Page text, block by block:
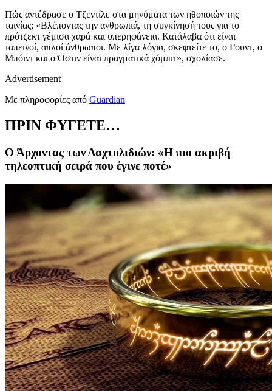
Πώς αντέδρασε ο Τζεντίλε στα μηνύματα των ηθοποιών της
ταινίας; «Βλέποντας την ανθρωπιά, τη συγκίνησή τους για το
πρότζεκτ γέμισα χαρά και υπερηφάνεια. Κατάλαβα ότι είναι
ταπεινοί, απλοί άνθρωποι. Με λίγα λόγια, σκεφτείτε το, ο Γουντ, ο
Μπόιντ και ο Όστιν είναι πραγματικά χόμπιτ», σχολίασε.
Advertisement
Με πληροφορίες από Guardian
ΠΡΙΝ ΦΥΓΕΤΕ…
Ο Άρχοντας των Δαχτυλιδιών: «Η πιο ακριβή
τηλεοπτική σειρά που έγινε ποτέ»